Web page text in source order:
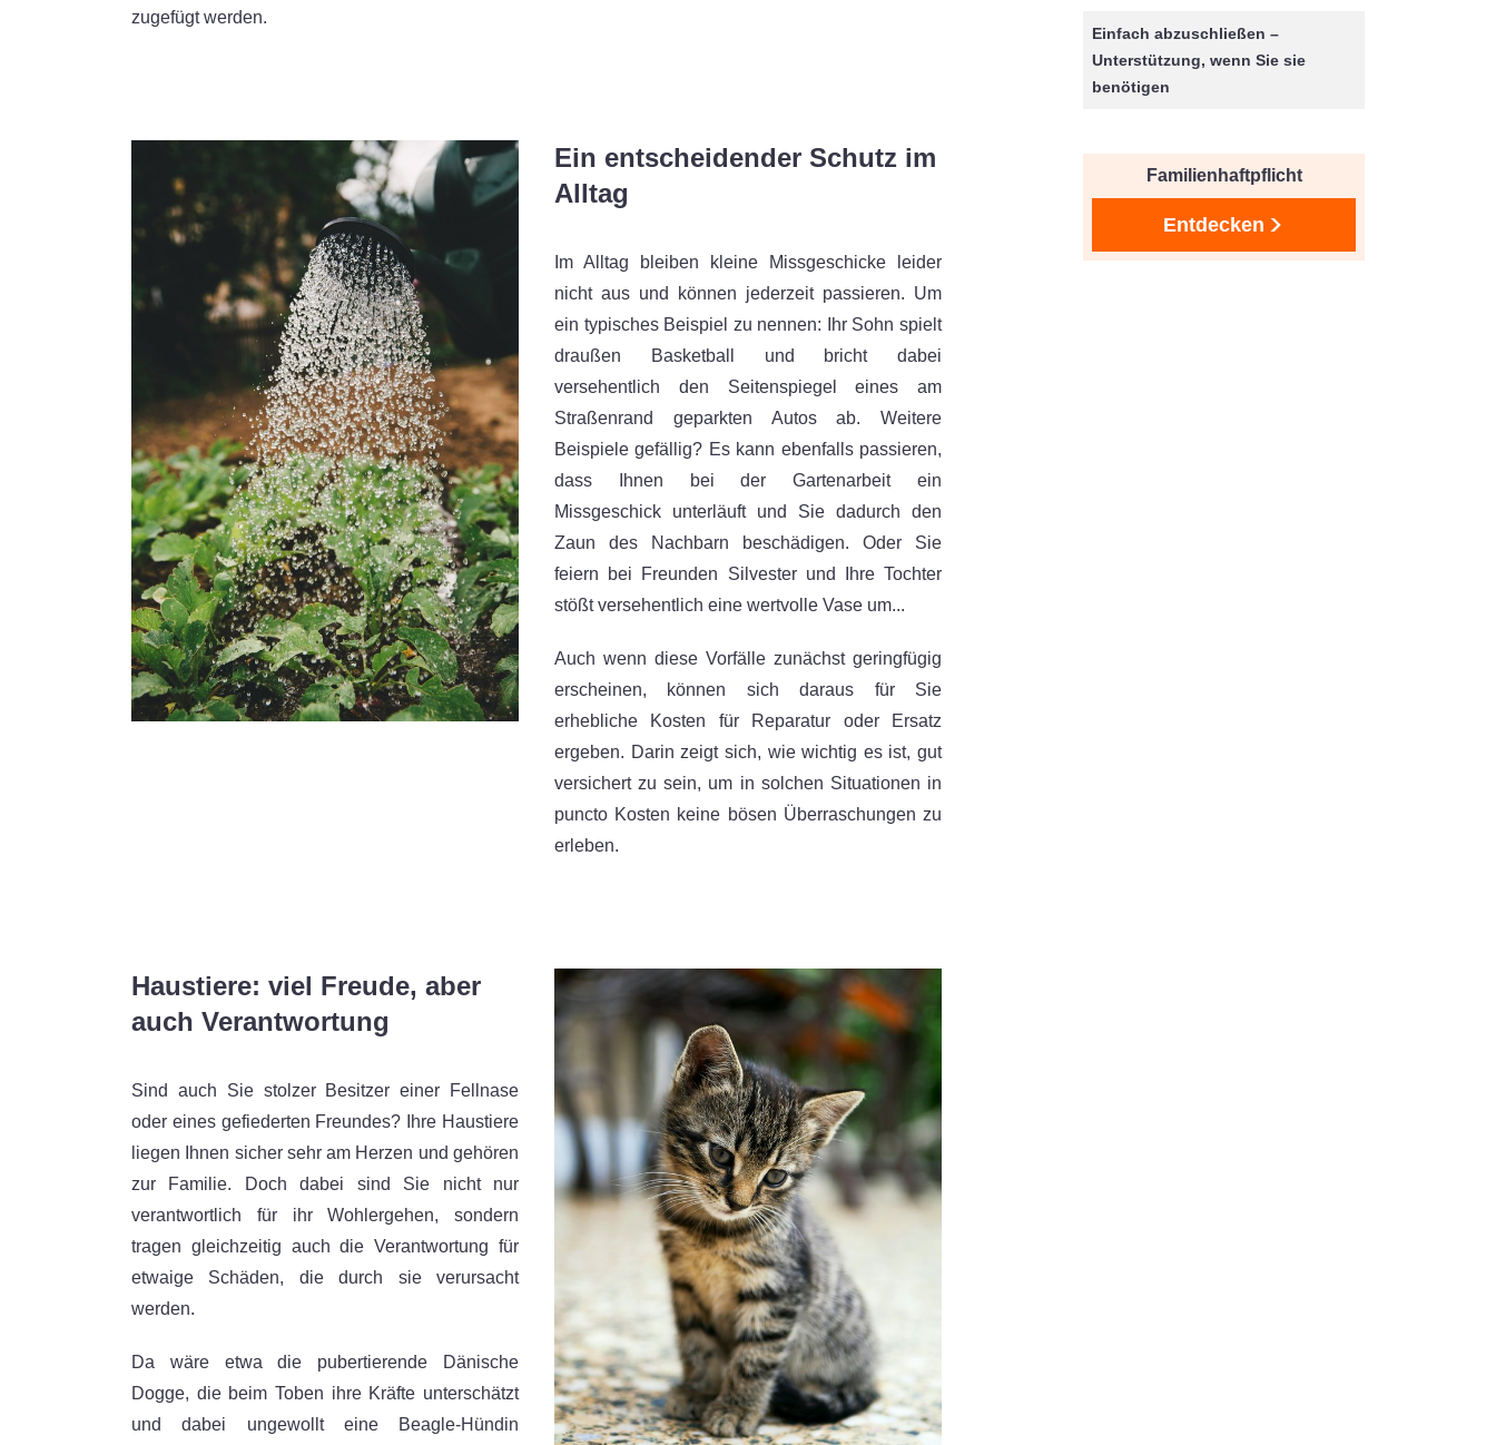
Einfach abzuschließen –
Unterstützung, wenn Sie sie
benötigen
Familienhaftpflicht
Entdecken
zugefügt werden.
Ein entscheidender Schutz im
Alltag
Im Alltag bleiben kleine Missgeschicke leider
nicht aus und können jederzeit passieren. Um
ein typisches Beispiel zu nennen: Ihr Sohn spielt
draußen Basketball und bricht dabei
versehentlich den Seitenspiegel eines am
Straßenrand geparkten Autos ab. Weitere
Beispiele gefällig? Es kann ebenfalls passieren,
dass Ihnen bei der Gartenarbeit ein
Missgeschick unterläuft und Sie dadurch den
Zaun des Nachbarn beschädigen. Oder Sie
feiern bei Freunden Silvester und Ihre Tochter
stößt versehentlich eine wertvolle Vase um...
Auch wenn diese Vorfälle zunächst geringfügig
erscheinen, können sich daraus für Sie
erhebliche Kosten für Reparatur oder Ersatz
ergeben. Darin zeigt sich, wie wichtig es ist, gut
versichert zu sein, um in solchen Situationen in
puncto Kosten keine bösen Überraschungen zu
erleben.
Haustiere: viel Freude, aber
auch Verantwortung
Sind auch Sie stolzer Besitzer einer Fellnase
oder eines gefiederten Freundes? Ihre Haustiere
liegen Ihnen sicher sehr am Herzen und gehören
zur Familie. Doch dabei sind Sie nicht nur
verantwortlich für ihr Wohlergehen, sondern
tragen gleichzeitig auch die Verantwortung für
etwaige Schäden, die durch sie verursacht
werden.
Da wäre etwa die pubertierende Dänische
Dogge, die beim Toben ihre Kräfte unterschätzt
und dabei ungewollt eine Beagle-Hündin